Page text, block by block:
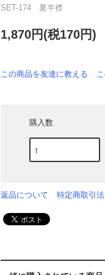
SET-174 夏半襟
1,870円(税170円)
この商品を友達に教える
購入数
返品について 特定商取引